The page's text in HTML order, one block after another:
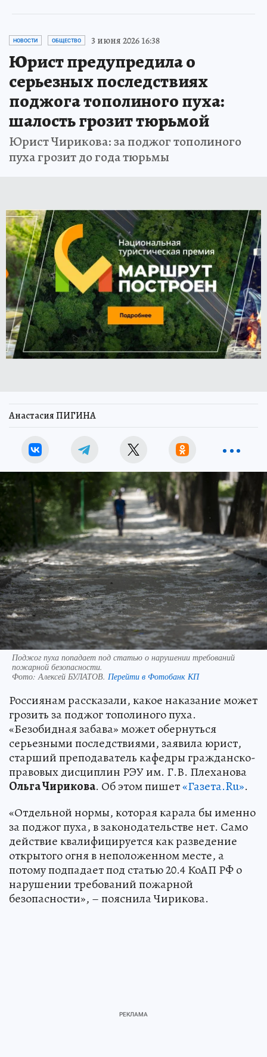
НОВОСТИ ОБЩЕСТВО 3 июня 2026 16:38
Юрист предупредила о
серьезных последствиях
поджога тополиного пуха:
шалость грозит тюрьмой
Юрист Чирикова: за поджог тополиного
пуха грозит до года тюрьмы
Анастасия ПИГИНА
Поджог пуха попадает под статью о нарушении требований
пожарной безопасности.
Фото: Алексей БУЛАТОВ. Перейти в Фотобанк КП
Россиянам рассказали, какое наказание может
грозить за поджог тополиного пуха.
«Безобидная забава» может обернуться
серьезными последствиями, заявила юрист,
старший преподаватель кафедры гражданско-
правовых дисциплин РЭУ им. Г.В. Плеханова
Ольга Чирикова. Об этом пишет«Газета.Ru».
«Отдельной нормы, которая карала бы именно
за поджог пуха, в законодательстве нет. Само
действие квалифицируется как разведение
открытого огня в неположенном месте, а
потому подпадает под статью 20.4 КоАП РФ о
нарушении требований пожарной
безопасности», – пояснила Чирикова.